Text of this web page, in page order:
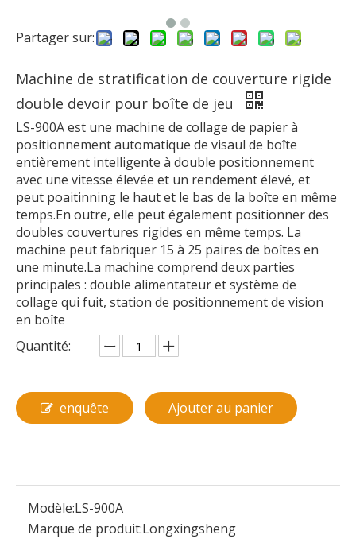
Partager sur:
Machine de stratification de couverture rigide
double devoir pour boîte de jeu
LS-900A est une machine de collage de papier à
positionnement automatique de visaul de boîte
entièrement intelligente à double positionnement
avec une vitesse élevée et un rendement élevé, et
peut poaitinning le haut et le bas de la boîte en même
temps.En outre, elle peut également positionner des
doubles couvertures rigides en même temps. La
machine peut fabriquer 15 à 25 paires de boîtes en
une minute.La machine comprend deux parties
principales : double alimentateur et système de
collage qui fuit, station de positionnement de vision
en boîte
Quantité:
enquête Ajouter au panier
Modèle:LS-900A
Marque de produit:Longxingsheng